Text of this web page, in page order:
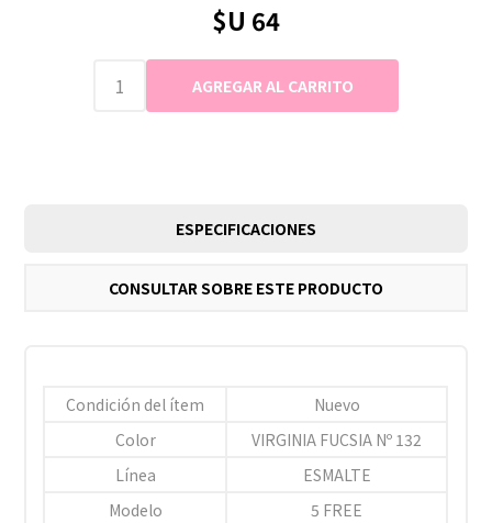
$U 64
ESPECIFICACIONES
CONSULTAR SOBRE ESTE PRODUCTO
Condición del ítem
Nuevo
Color
VIRGINIA FUCSIA Nº 132
Línea
ESMALTE
Modelo
5 FREE